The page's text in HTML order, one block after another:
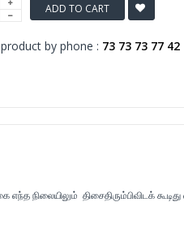
ADD TO CART
by phone : 73 73 73 77 42
நிலையிலும் திசைதிரும்பிவிடக்